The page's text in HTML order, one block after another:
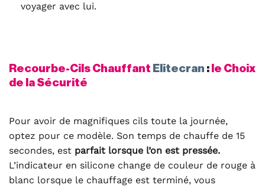
voyager avec lui.
Recourbe-Cils Chauffant Elitecran : le Choix
de la Sécurité
Pour avoir de magnifiques cils toute la journée,
optez pour ce modèle. Son temps de chauffe de 15
secondes, est parfait lorsque l’on est pressée.
L’indicateur en silicone change de couleur de rouge à
blanc lorsque le chauffage est terminé, vous